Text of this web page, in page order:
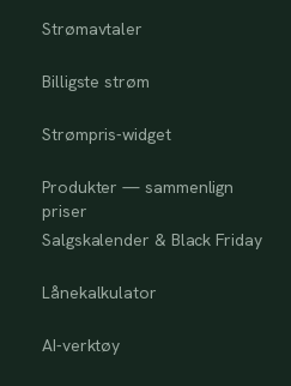
Strømavtaler
Billigste strøm
Strømpris-widget
Produkter — sammenlign
priser
Salgskalender & Black Friday
Lånekalkulator
AI-verktøy